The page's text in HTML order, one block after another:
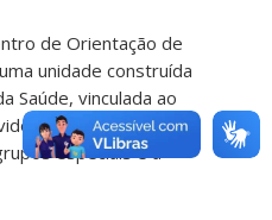
de Orientação de
unidade construída
Saúde, vinculada ao
como local de
especiais e a